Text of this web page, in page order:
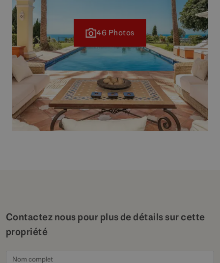
46 Photos
Contactez nous pour plus de détails sur cette
propriété